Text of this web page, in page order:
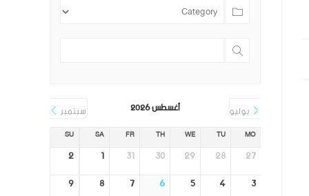
يوليو أغسطس 2026 سبتمبر
MO
TU
WE
TH
FR
SA
SU
27
28
29
30
31
1
2
3
4
5
6
7
8
9